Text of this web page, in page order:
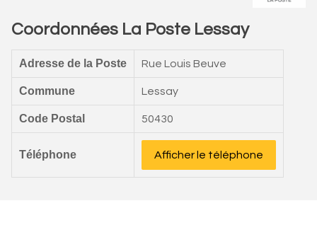
Coordonnées La Poste Lessay
Adresse de la Poste Rue Louis Beuve
Commune Lessay
Code Postal 50430
Téléphone Afficher le téléphone